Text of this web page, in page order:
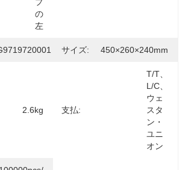
の
左
サイズ: 450×260×240mm
2.6kg 支払:
T/T、
L/C、
ウェ
スタ
ン・
ユニ
オン